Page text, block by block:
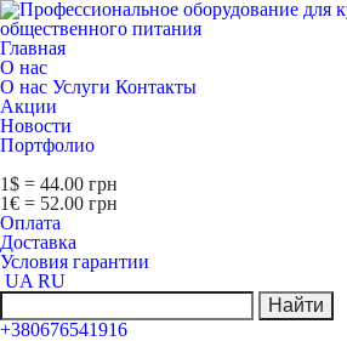
Главная
О нас
О нас Услуги Контакты
Акции
Новости
Портфолио
1$ = 44.00 грн
1€ = 52.00 грн
Оплата
Доставка
Условия гарантии
UA RU
Найти
+380676541916